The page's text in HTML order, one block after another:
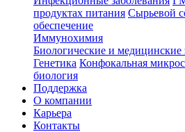
продуктах питания Сырьевой
обеспечение
Иммунохимия
Биологические и медицинские
Генетика Конфокальная
биология
Поддержка
О компании
Карьера
Контакты